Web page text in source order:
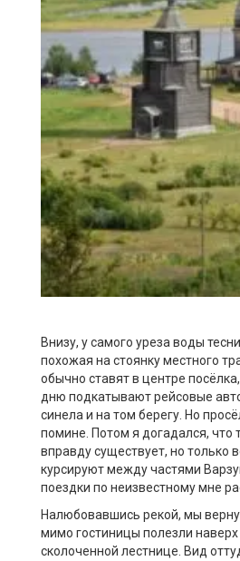
Внизу, у самого уреза воды
похожая на стоянку местного
обычно ставят в центре
дню подкатывают рейсовые
синела и на том берегу. Но
помине. Потом я догадался, что
вправду существует, но только
курсируют между частями
поездки по неизвестному мне
Налюбовавшись рекой, мы
мимо гостиницы полезли
сколоченной лестнице. Вид